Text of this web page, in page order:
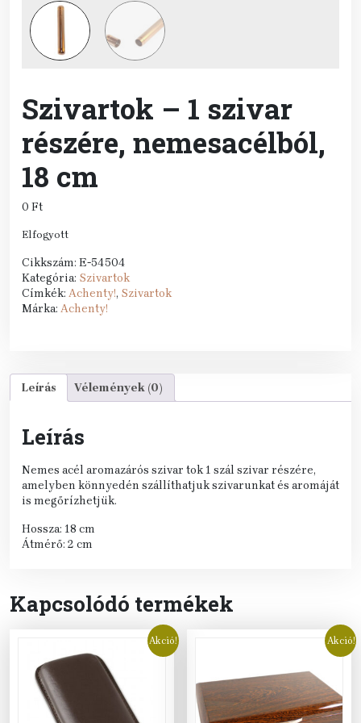
Szivartok – 1 szivar
részére, nemesacélból,
18 cm
0 Ft
Elfogyott
Cikkszám: E-54504
Kategória: Szivartok
Címkék: Achenty!, Szivartok
Márka: Achenty!
Leírás Vélemények (0)
Leírás
Nemes acél aromazárós szivar tok 1 szál szivar részére,
amelyben könnyedén szállíthatjuk szivarunkat és aromáját
is megőrízhetjük.
Hossza: 18 cm
Átmérő: 2 cm
Kapcsolódó termékek
Akció! Akció!